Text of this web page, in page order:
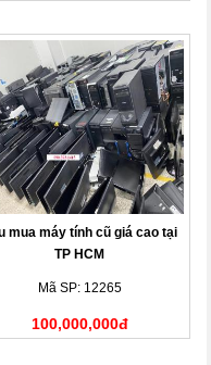
mua máy tính cũ giá cao tại
TP HCM
Mã SP: 12265
100,000,000đ